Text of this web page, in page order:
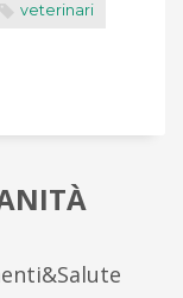
veterinari